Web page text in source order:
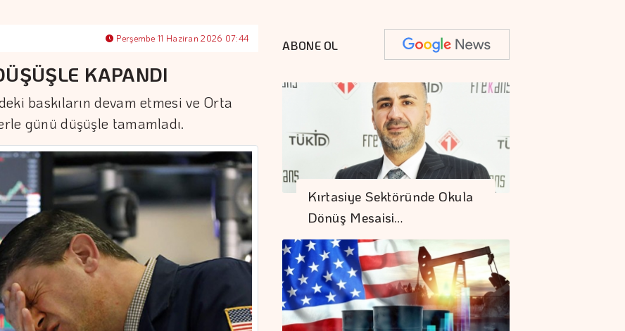
Perşembe 11 Haziran 2026 07:44
KAPANDI
baskıların devam etmesi ve Orta
günü düşüşle tamamladı.
ABONE OL
Kırtasiye Sektöründe Okula
Dönüş Mesaisi…